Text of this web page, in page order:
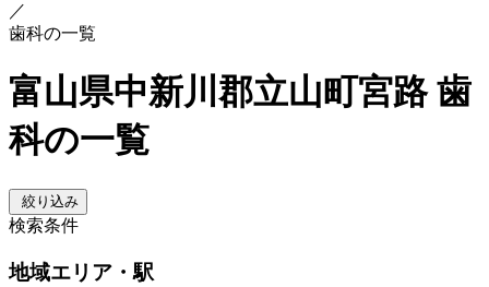
／
歯科の一覧
富山県中新川郡立山町宮路 歯
科の一覧
絞り込み
検索条件
地域エリア・駅